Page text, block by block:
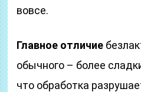
вовсе.
Главное отличие
обычного – более
что обработка